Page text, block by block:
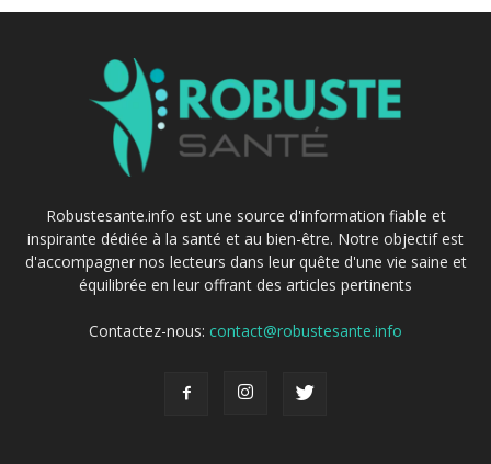
Robustesante.info est une source d'information fiable et
inspirante dédiée à la santé et au bien-être. Notre objectif est
d'accompagner nos lecteurs dans leur quête d'une vie saine et
équilibrée en leur offrant des articles pertinents
Contactez-nous: contact@robustesante.info